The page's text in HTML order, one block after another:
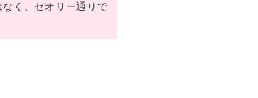
く、セオリー通りで